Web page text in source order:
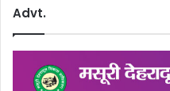
Advt.